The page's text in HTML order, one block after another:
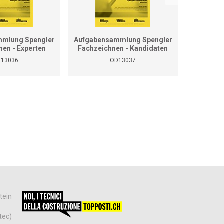
Spengler
- Experten
Aufgabensammlung Spengler
Fachzeichnen - Kandidaten
OD13037